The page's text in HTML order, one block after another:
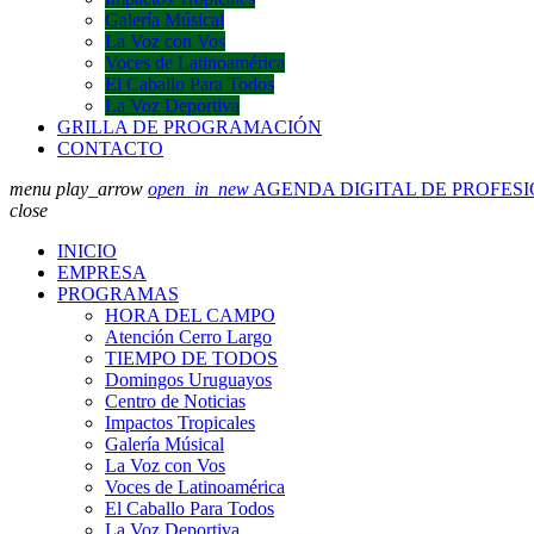
Galería Músical
La Voz con Vos
Voces de Latinoamérica
El Caballo Para Todos
La Voz Deportiva
GRILLA DE PROGRAMACIÓN
CONTACTO
menu play_arrow open_in_new AGENDA DIGITAL DE
close
INICIO
EMPRESA
PROGRAMAS
HORA DEL CAMPO
Atención Cerro Largo
TIEMPO DE TODOS
Domingos Uruguayos
Centro de Noticias
Impactos Tropicales
Galería Músical
La Voz con Vos
Voces de Latinoamérica
El Caballo Para Todos